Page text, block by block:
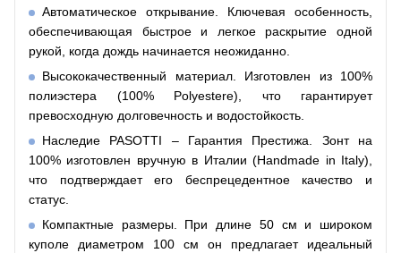
Автоматическое открывание. Ключевая особенность,
обеспечивающая быстрое и легкое раскрытие одной
рукой, когда дождь начинается неожиданно.
Высококачественный материал. Изготовлен из 100%
полиэстера (100% Polyestere), что гарантирует
превосходную долговечность и водостойкость.
Наследие PASOTTI – Гарантия Престижа. Зонт на
100% изготовлен вручную в Италии (Handmade in Italy),
что подтверждает его беспрецедентное качество и
статус.
Компактные размеры. При длине 50 см и широком
куполе диаметром 100 см он предлагает идеальный